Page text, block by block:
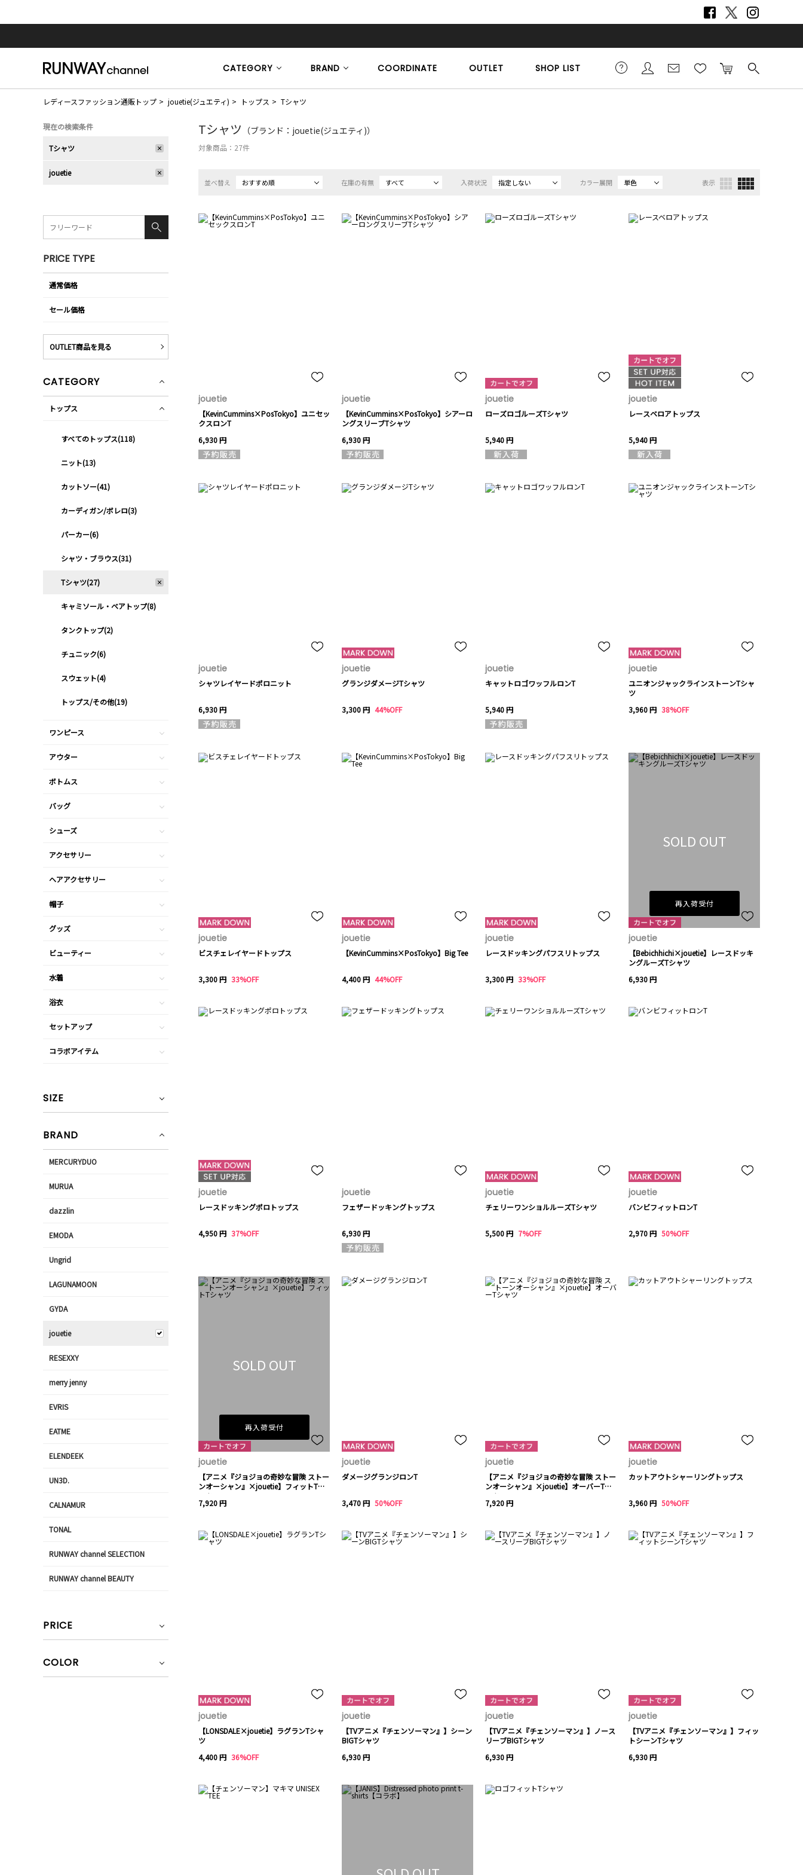
CATEGORY BRAND COORDINATE OUTLET SHOP LIST
レディースファッション通販トップ jouetie(ジュエティ) トップス Tシャツ
Tシャツ （ブランド：jouetie(ジュエティ)）
対象商品： 27件
並べ替え おすすめ順 在庫の有無 すべて 入荷状況 指定しない カラー展開 単色 表示
jouetie
【KevinCummins×PosTokyo】ユニセッ
クスロンT
6,930 円
jouetie
【KevinCummins×PosTokyo】シアーロ
ングスリーブTシャツ
6,930 円
jouetie
ローズロゴルーズTシャツ
5,940 円
jouetie
レースベロアトップス
5,940 円
jouetie
シャツレイヤードポロニット
6,930 円
jouetie
グランジダメージTシャツ
3,300 円 44%OFF
jouetie
キャットロゴワッフルロンT
5,940 円
jouetie
ユニオンジャックラインストーンTシャ
ツ
3,960 円 38%OFF
jouetie
ビスチェレイヤードトップス
3,300 円 33%OFF
jouetie
【KevinCummins×PosTokyo】Big Tee
4,400 円 44%OFF
jouetie
レースドッキングパフスリトップス
3,300 円 33%OFF
SOLD OUT
再入荷受付
jouetie
【Bebichhichi×jouetie】レースドッキ
ングルーズTシャツ
6,930 円
jouetie
レースドッキングポロトップス
4,950 円 37%OFF
jouetie
フェザードッキングトップス
6,930 円
jouetie
チェリーワンショルルーズTシャツ
5,500 円 7%OFF
jouetie
バンビフィットロンT
2,970 円 50%OFF
SOLD OUT
再入荷受付
jouetie
【アニメ『ジョジョの奇妙な冒険 ストー
ンオーシャン』×jouetie】フィットTシ
ャツ
7,920 円
jouetie
ダメージグランジロンT
3,470 円 50%OFF
jouetie
【アニメ『ジョジョの奇妙な冒険 ストー
ンオーシャン』×jouetie】オーバーTシ
ャツ
7,920 円
jouetie
カットアウトシャーリングトップス
3,960 円 50%OFF
jouetie
【LONSDALE×jouetie】ラグランTシャ
ツ
4,400 円 36%OFF
jouetie
【TVアニメ『チェンソーマン』】シーン
BIGTシャツ
6,930 円
jouetie
【TVアニメ『チェンソーマン』】ノース
リーブBIGTシャツ
6,930 円
jouetie
【TVアニメ『チェンソーマン』】フィッ
トシーンTシャツ
6,930 円
現在の検索条件
Tシャツ
jouetie
PRICE TYPE
通常価格
セール価格
OUTLET商品を見る
CATEGORY
トップス
すべてのトップス(118)
ニット(13)
カットソー(41)
カーディガン/ボレロ(3)
パーカー(6)
シャツ・ブラウス(31)
Tシャツ(27)
キャミソール・ベアトップ(8)
タンクトップ(2)
チュニック(6)
スウェット(4)
トップス/その他(19)
ワンピース
アウター
ボトムス
バッグ
シューズ
アクセサリー
ヘアアクセサリー
帽子
グッズ
ビューティー
水着
浴衣
セットアップ
コラボアイテム
SIZE
BRAND
MERCURYDUO
MURUA
dazzlin
EMODA
Ungrid
LAGUNAMOON
GYDA
jouetie
RESEXXY
merry jenny
EVRIS
EATME
ELENDEEK
UN3D.
CALNAMUR
TONAL
RUNWAY channel SELECTION
RUNWAY channel BEAUTY
PRICE
COLOR